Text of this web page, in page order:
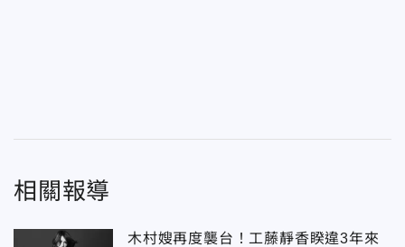
相關報導
木村嫂再度襲台！工藤靜香睽違3年來